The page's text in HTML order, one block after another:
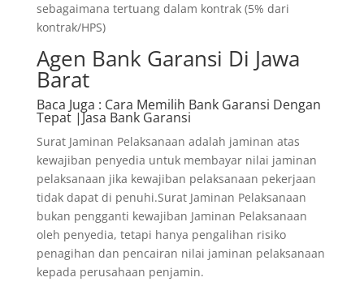
sebagaimana tertuang dalam kontrak (5% dari
kontrak/HPS)
Agen Bank Garansi Di Jawa
Barat
Baca Juga : Cara Memilih Bank Garansi Dengan
Tepat |Jasa Bank Garansi
Surat Jaminan Pelaksanaan adalah jaminan atas
kewajiban penyedia untuk membayar nilai jaminan
pelaksanaan jika kewajiban pelaksanaan pekerjaan
tidak dapat di penuhi.Surat Jaminan Pelaksanaan
bukan pengganti kewajiban Jaminan Pelaksanaan
oleh penyedia, tetapi hanya pengalihan risiko
penagihan dan pencairan nilai jaminan pelaksanaan
kepada perusahaan penjamin.